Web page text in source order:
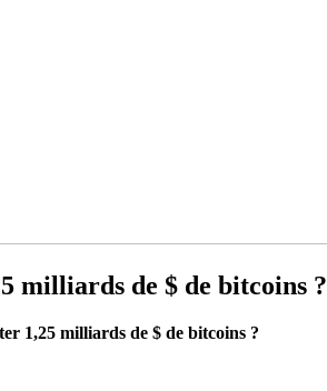
milliards de $ de bitcoins ?
1,25 milliards de $ de bitcoins ?